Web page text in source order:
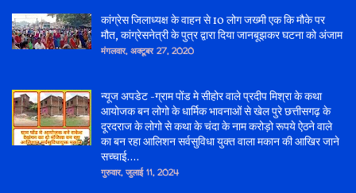
कांग्रेस जिलाध्यक्ष के वाहन से 10 लोग जख्मी एक कि मौके पर
मौत, कांग्रेसनेत्री के पुत्र द्वारा दिया जानबूझकर घटना को अंजाम
मंगलवार, अक्टूबर 27, 2020
न्यूज अपडेट -ग्राम पोंड मे सीहोर वाले प्रदीप मिश्रा के कथा
आयोजक बन लोगो के धार्मिक भावनाओं से खेल पुरे छत्तीसगढ़ के
दूरदराज के लोगो से कथा के चंदा के नाम करोड़ो रूपये ऐठने वाले
का बन रहा आलिशन सर्वसुविधा युक्त वाला मकान की आखिर जाने
सच्चाई....
गुरुवार, जुलाई 11, 2024